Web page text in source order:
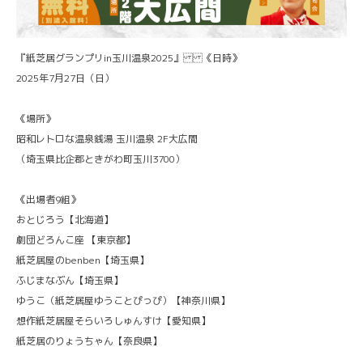
『紙芝居グランプリin玉川温泉2025』 《日時》
2025年7月27日（日）
《場所》
昭和レトロな温泉銭湯 玉川温泉 2F大広間
（埼玉県比企郡ときがわ町玉川3700）
《出場者9組》
おとじろう【北海道】
劇団どろんこ座 【東京都】
紙芝居屋のbenben【埼玉県】
ふじまなぶん【埼玉県】
ゆうこ（紙芝居屋ゆうことぴっぴ）【神奈川県】
想作紙芝居屋そらいろしゅんすけ【愛知県】
紙芝居のりょうちゃん【奈良県】